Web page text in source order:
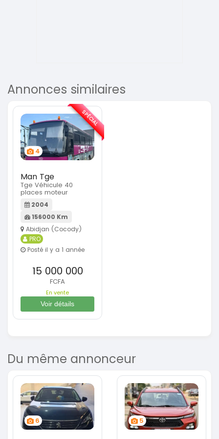
Annonces similaires
4
Man Tge
Tge Véhicule 40
places moteur
2004
156000 Km
Abidjan (Cocody)
PRO
Posté il y a 1 année
15 000 000
FCFA
En vente
Voir détails
SPÉCIAL
Du même annonceur
6 5